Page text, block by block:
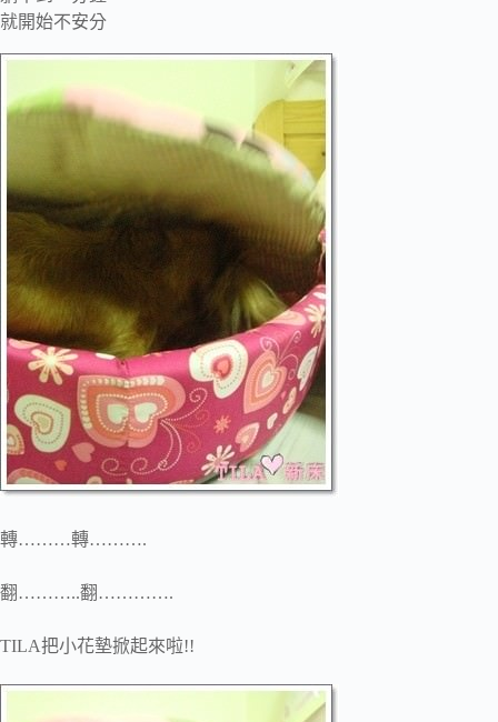
就開始不安分
轉………轉……….
翻………..翻………….
TILA把小花墊掀起來啦!!